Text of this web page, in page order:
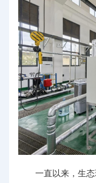
一直以来，生态